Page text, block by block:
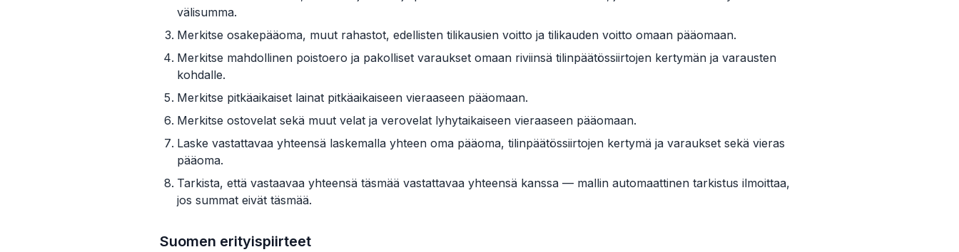
välisumma.
Merkitse osakepääoma, muut rahastot, edellisten tilikausien voitto ja tilikauden voitto omaan pääomaan.
Merkitse mahdollinen poistoero ja pakolliset varaukset omaan riviinsä tilinpäätössiirtojen kertymän ja varausten
kohdalle.
Merkitse pitkäaikaiset lainat pitkäaikaiseen vieraaseen pääomaan.
Merkitse ostovelat sekä muut velat ja verovelat lyhytaikaiseen vieraaseen pääomaan.
Laske vastattavaa yhteensä laskemalla yhteen oma pääoma, tilinpäätössiirtojen kertymä ja varaukset sekä vieras
pääoma.
Tarkista, että vastaavaa yhteensä täsmää vastattavaa yhteensä kanssa — mallin automaattinen tarkistus ilmoittaa,
jos summat eivät täsmää.
Suomen erityispiirteet